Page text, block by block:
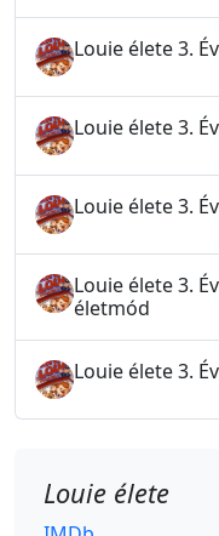
Louie élete 3.
Louie élete 3.
Louie élete 3.
Louie élete 3.
életmód
Louie élete 3.
Louie élete